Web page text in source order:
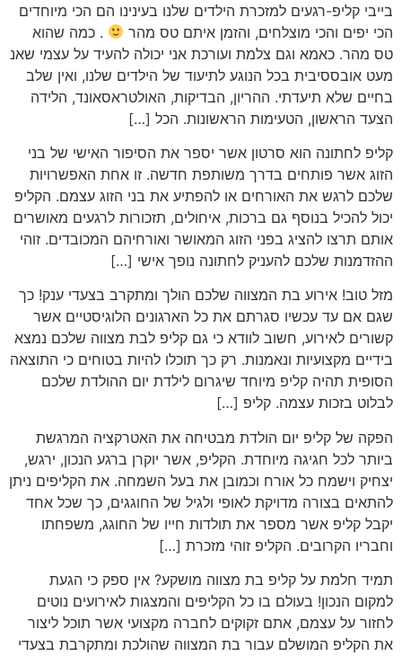
בייבי קליפ-רגעים למזכרת הילדים שלנו בעינינו הם הכי מיוחדים
הכי יפים והכי מוצלחים, והזמן איתם טס מהר
. כמה שהוא
טס מהר. כאמא וגם צלמת ועורכת אני יכולה להעיד על עצמי שאנ
מעט אובססיבית בכל הנוגע לתיעוד של הילדים שלנו, ואין שלב
בחיים שלא תיעדתי. ההריון, הבדיקות, האולטראסאונד, הלידה
הצעד הראשון, הטעימות הראשונות. הכל […]
קליפ לחתונה הוא סרטון אשר יספר את הסיפור האישי של בני
הזוג אשר פותחים בדרך משותפת חדשה. זו אחת האפשרויות
שלכם לרגש את האורחים או להפתיע את בני הזוג עצמם. הקליפ
יכול להכיל בנוסף גם ברכות, איחולים, תזכורות לרגעים מאושרים
אותם תרצו להציג בפני הזוג המאושר ואורחיהם המכובדים. זוהי
ההזדמנות שלכם להעניק לחתונה נופך אישי […]
מזל טוב! אירוע בת המצווה שלכם הולך ומתקרב בצעדי ענק! כך
שגם אם עד עכשיו סגרתם את כל הארגונים הלוגיסטיים אשר
קשורים לאירוע, חשוב לוודא כי גם קליפ לבת מצווה שלכם נמצא
בידיים מקצועיות ונאמנות. רק כך תוכלו להיות בטוחים כי התוצאה
הסופית תהיה קליפ מיוחד שיגרום לילדת יום ההולדת שלכם
לבלוט בזכות עצמה. קליפ […]
הפקה של קליפ יום הולדת מבטיחה את האטרקציה המרגשת
ביותר לכל חגיגה מיוחדת. הקליפ, אשר יוקרן ברגע הנכון, ירגש,
יצחיק וישמח כל אורח וכמובן את בעל השמחה. את הקליפים ניתן
להתאים בצורה מדויקת לאופי ולגיל של החוגגים, כך שכל אחד
יקבל קליפ אשר מספר את תולדות חייו של החוגג, משפחתו
וחבריו הקרובים. הקליפ זוהי מזכרת […]
תמיד חלמת על קליפ בת מצווה מושקע? אין ספק כי הגעת
למקום הנכון! בעולם בו כל הקליפים והמצגות לאירועים נוטים
לחזור על עצמם, אתם זקוקים לחברה מקצועי אשר תוכל ליצור
את הקליפ המושלם עבור בת המצווה שהולכת ומתקרבת בצעדי